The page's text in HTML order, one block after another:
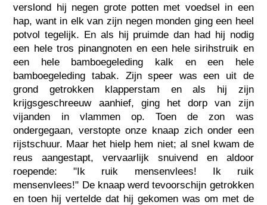
verslond hij negen grote potten met voedsel in een
hap, want in elk van zijn negen monden ging een heel
potvol tegelijk. En als hij pruimde dan had hij nodig
een hele tros pinangnoten en een hele sirihstruik en
een hele bamboegeleding kalk en een hele
bamboegeleding tabak. Zijn speer was een uit de
grond getrokken klapperstam en als hij zijn
krijgsgeschreeuw aanhief, ging het dorp van zijn
vijanden in vlammen op. Toen de zon was
ondergegaan, verstopte onze knaap zich onder een
rijstschuur. Maar het hielp hem niet; al snel kwam de
reus aangestapt, vervaarlijk snuivend en aldoor
roepende: "Ik ruik mensenvlees! Ik ruik
mensenvlees!" De knaap werd tevoorschijn getrokken
en toen hij vertelde dat hij gekomen was om met de